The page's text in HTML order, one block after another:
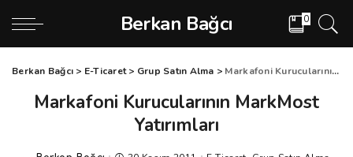
Berkan Bağcı 0
Berkan Bağcı > E-Ticaret> Grup Satın Alma > Markafoni Kurucularının MarkMost Yatırımları
Markafoni Kurucularının MarkMost
Yatırımları